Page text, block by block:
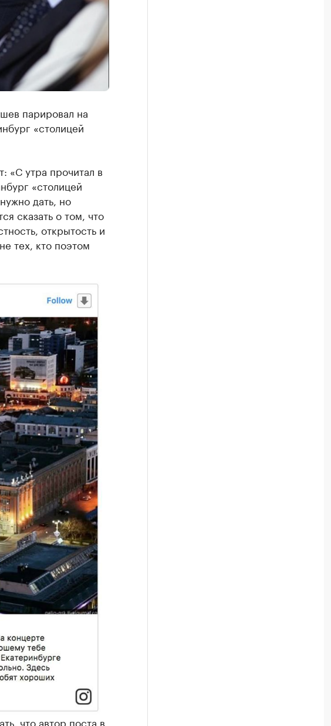
парировал на
«столицей
«С утра прочитал в
«столицей
дать, но
сказать о том, что
открытость и
тех, кто поэтом
что автор поста в